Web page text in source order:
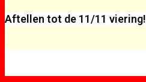
Aftellen tot de 11/11 viering!